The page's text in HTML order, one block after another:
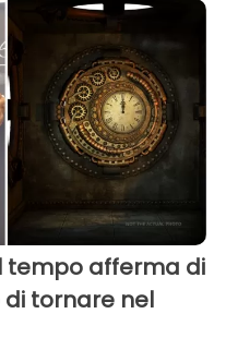
tempo afferma di
tornare nel